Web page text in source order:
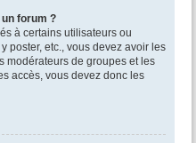
forum ?
à certains utilisateurs ou
poster, etc., vous devez avoir les
modérateurs de groupes et les
accès, vous devez donc les